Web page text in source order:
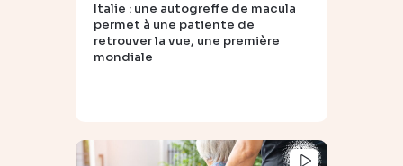
Italie : une autogreffe de macula
permet à une patiente de
retrouver la vue, une première
mondiale